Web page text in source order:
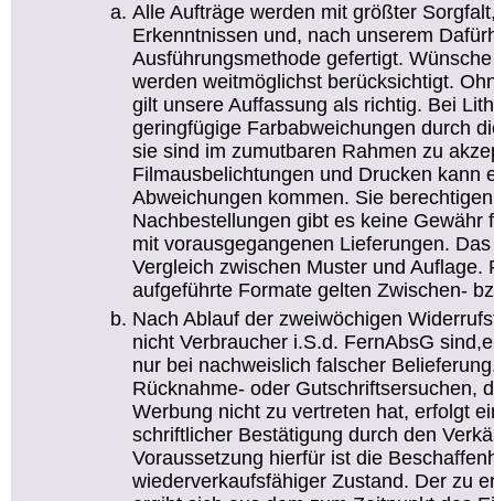
Alle Aufträge werden mit größter
Erkenntnissen und, nach unserem
Ausführungsmethode gefertigt.
werden weitmöglichst berücksichtigt.
gilt unsere Auffassung als richtig. Bei
geringfügige Farbabweichungen durch
sie sind im zumutbaren Rahmen zu
Filmausbelichtungen und Drucken kann
Abweichungen kommen. Sie
Nachbestellungen gibt es keine Gewähr
mit vorausgegangenen Lieferungen.
Vergleich zwischen Muster und Auflage.
aufgeführte Formate gelten Zwischen-
Nach Ablauf der zweiwöchigen
nicht Verbraucher i.S.d. FernAbsG
nur bei nachweislich falscher
Rücknahme- oder Gutschriftsersuchen,
Werbung nicht zu vertreten hat, erfolgt
schriftlicher Bestätigung durch den
Voraussetzung hierfür ist die
wiederverkaufsfähiger Zustand. Der zu